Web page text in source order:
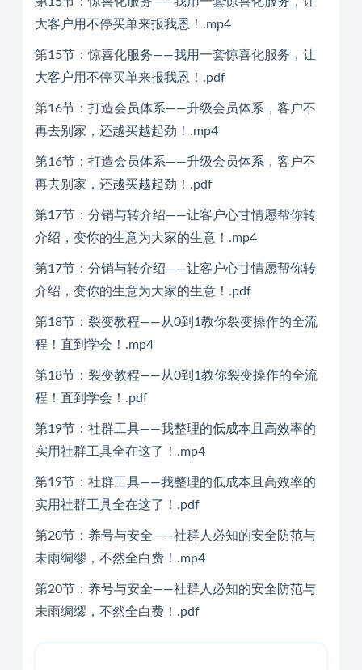
大客户用不停买单来报我恩！.mp4
第15节：惊喜化服务——我用一套惊喜化服务，让
大客户用不停买单来报我恩！.pdf
第16节：打造会员体系——升级会员体系，客户不
再去别家，还越买越起劲！.mp4
第16节：打造会员体系——升级会员体系，客户不
再去别家，还越买越起劲！.pdf
第17节：分销与转介绍——让客户心甘情愿帮你转
介绍，变你的生意为大家的生意！.mp4
第17节：分销与转介绍——让客户心甘情愿帮你转
介绍，变你的生意为大家的生意！.pdf
第18节：裂变教程——从0到1教你裂变操作的全流
程！直到学会！.mp4
第18节：裂变教程——从0到1教你裂变操作的全流
程！直到学会！.pdf
第19节：社群工具——我整理的低成本且高效率的
实用社群工具全在这了！.mp4
第19节：社群工具——我整理的低成本且高效率的
实用社群工具全在这了！.pdf
第20节：养号与安全——社群人必知的安全防范与
未雨绸缪，不然全白费！.mp4
第20节：养号与安全——社群人必知的安全防范与
未雨绸缪，不然全白费！.pdf